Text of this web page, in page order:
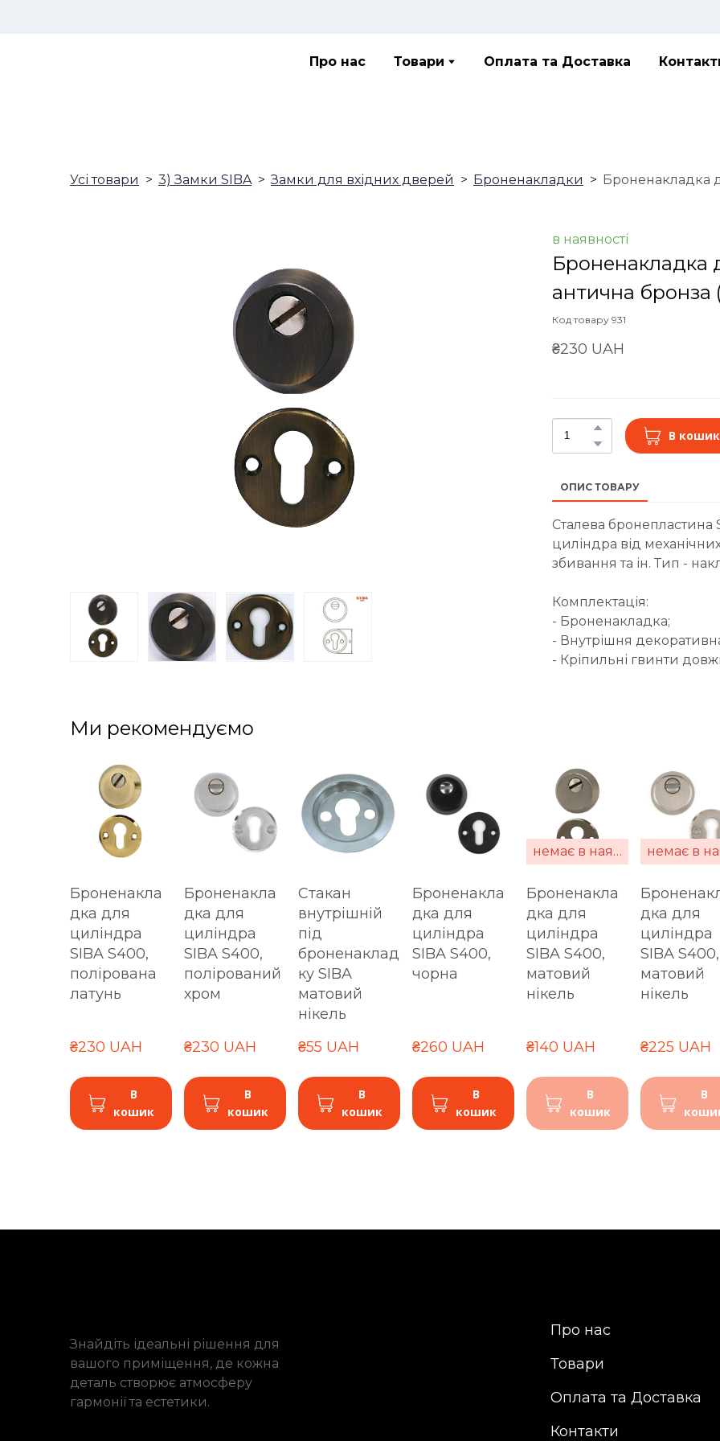
Про нас Товари Оплата та Доставка
Усі товари 3) Замки SIBA Замки для вхідних дверей Броненакладки Броненакладка
в наявності
Броненакладка
антична бронза
Код товару 931
₴230 UAH
В кошик
ОПИС ТОВАРУ
Сталева бронепластина
циліндра від
збивання та ін. Тип -
Комплектація:
- Броненакладка;
- Внутрішня
- Кріпильні гвинти
Ми рекомендуємо
Броненакла
дка для
циліндра
SIBA S400,
полірована
латунь
₴230 UAH
В
кошик
Броненакла
дка для
циліндра
SIBA S400,
полірований
хром
₴230 UAH
В
кошик
Стакан
внутрішній
під
броненаклад
ку SIBA
матовий
нікель
₴55 UAH
В
кошик
Броненакла
дка для
циліндра
SIBA S400,
чорна
₴260 UAH
В
кошик
немає в наявності
Броненакла
дка для
циліндра
SIBA S400,
матовий
нікель
₴140 UAH
В
кошик
дка для
циліндра
SIBA S400,
матовий
нікель
₴225 UAH
В
Знайдіть ідеальні рішення для
вашого приміщення, де кожна
деталь створює атмосферу
гармонії та естетики.
Про нас
Товари
Оплата та Доставка
Контакти